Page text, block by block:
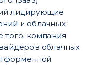
лидирующие
и облачных
того, компания
облачных